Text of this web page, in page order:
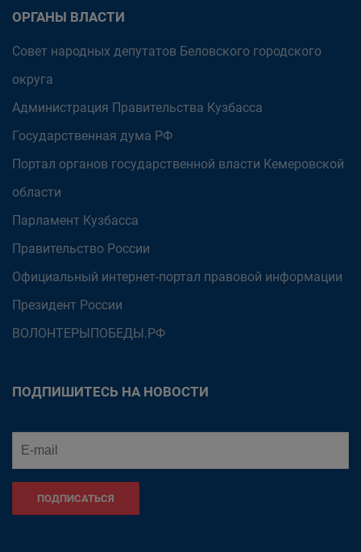
ОРГАНЫ ВЛАСТИ
Совет народных депутатов Беловского городского
округа
Администрация Правительства Кузбасса
Государственная дума РФ
Портал органов государственной власти Кемеровской
области
Парламент Кузбасса
Правительство России
Официальный интернет-портал правовой информации
Президент России
ВОЛОНТЕРЫПОБЕДЫ.РФ
ПОДПИШИТЕСЬ НА НОВОСТИ
ПОДПИСАТЬСЯ